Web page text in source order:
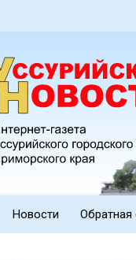
Новости Обратная